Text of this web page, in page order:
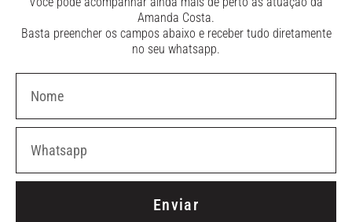
Amanda Costa.
Basta preencher os campos abaixo e receber tudo diretamente
no seu whatsapp.
Enviar